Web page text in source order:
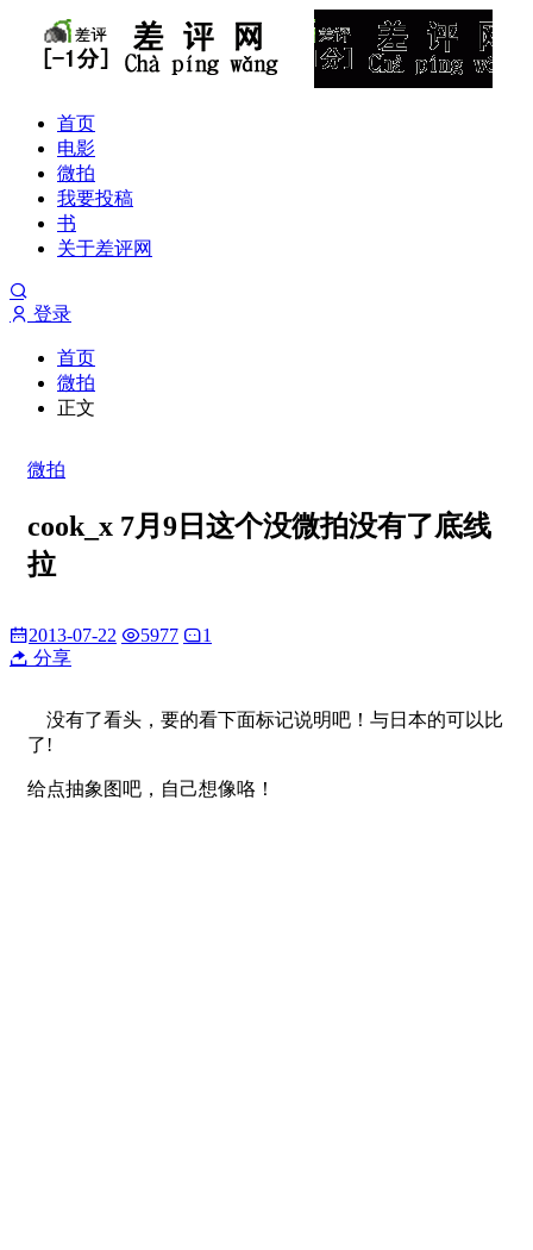
首页
电影
微拍
我要投稿
书
关于差评网
登录
首页
微拍
正文
微拍
cook_x 7月9日这个没微拍没有了底线
拉
2013-07-22 5977
1
分享
没有了看头，要的看下面标记说明吧！与日本的可以比
了!
给点抽象图吧，自己想像咯！